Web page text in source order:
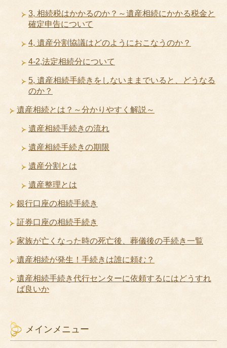
3, 相続税はかかるのか？～遺産相続にかかる税金と
確定申告について
4, 遺産分割協議はどのようにおこなうのか？
4-2,法定相続分について
5, 遺産相続手続きをしないままでいると、どうなる
のか？
遺産相続とは？～分かりやすく解説～
遺産相続手続きの流れ
遺産相続手続きの期限
遺産分割とは
遺産整理とは
銀行口座の相続手続き
証券口座の相続手続き
家族が亡くなった時の死亡後、葬儀後の手続き一覧
遺産相続が発生！手続きは誰に頼む？
遺産相続手続き代行センターに依頼するにはどうすれ
ば良いか
メインメニュー